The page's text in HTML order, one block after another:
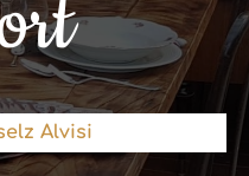
Alvisi